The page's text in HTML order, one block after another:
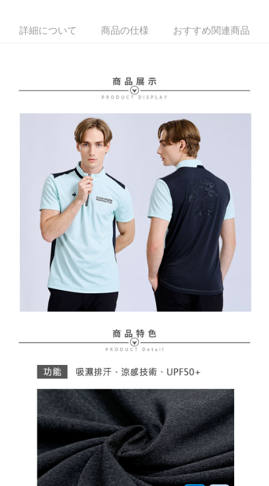
2. SMSのリンクを通じて請求書を開いた後、「コンビニバーコード／台湾
大直営店舗／銀行振込／街口支払い／iPASS MONEY」などのチャネルで
1. 本サービスは「台湾大哥大株式会社」（以下「当社」といいます）によ
って提供され、ユーザーが取引時に本サービスを通じて商品やサービスを
購入できるようにし、店舗が売買／分割払い売買の債権を当社に譲渡した
後、契約に基づいて当社の請求書で帳款を支払うことになります。
2. 「OP Pay Later」を利用する契約関係の目的から、店舗はあなたの個人
情報（名前、電話または住所を含む）を台湾大哥大に提供し、収集、処理
および利用するために、当社があなた本人と分割請求書に必要な情報の確
認、照合および修正を行います。
3. 完全なユーザーサービス規約については、以下のリンクを参照してくだ
https://oppay.tw/userRule
はアプリの通知に従って、4大コンビニ、またはATM/オンラインバンキン
とに計算されます。AFTEEで注文すると、商品を受け取るまで支払い期限
を延長できますが、商品を期限内に受け取れない場合があります（例：予
約商品や商品到着日が比較的遅い商品）。そのため、商品到着の有無に関
わらず、AFTEEで指定された期限内にお支払いください。
二、支払い限度額
1.初回 AFTEEを ご利用の際に、認証結果及び当社の審査の結果に基づ
き、限度額が設定されます。
2.決済金額は最低NT$20です。
3.現在、台湾の会員のみご利用いただけます。
三、利用規約「AFTEE代金後払い」（以下当サービスという）はネットプ
ロテクションズ（以下 AFTEE という）が提供し、AFTEEが代金を徴収し
ます。当サービスご利用の際に提供しなければならない個人情報（注文者
の氏名、電話番号、受取人の氏名、電話番号、受取人住所を含むがこれに
限らない）は、AFTEEに渡され当サービスで必要な範囲内で利用されま
す。AFTEEの個人情報の収集、処理、利用について、詳細はAFTEE公式ホ
ームページの『個人情報の収集、処理及び利用に関する声明』をご参照く
ださい（https://aftee.tw/privacypolicy/）。
AFTEEの初回ご利用の際に、審査を通過すれば、最高額がNT$10,000にな
ります。支払い期限を過ぎた場合、その金額に基づいて年利20%の遅延滞
の同意を得ればAFTEEをご利用いただけます。
個人情報の処理、利用について疑問がある、または関連する法律の権利を
行使したい場合は、ネットプロテクションズcs_tw@netprotections.co.jp
にご連絡ください。上記に示した個人情報を、必要な購入注文書とあわせ
てAFTEEにご提供いただく、またはAFTEEにあなたの個人情報の収集、処
理、利用を許可することににご同意いただけない場合は、当サービスを選
択しないでください。
付款後全家取貨
付款後7-11取貨
送料無料
送料無料
詳細について 商品の仕様 おすすめ関連商品